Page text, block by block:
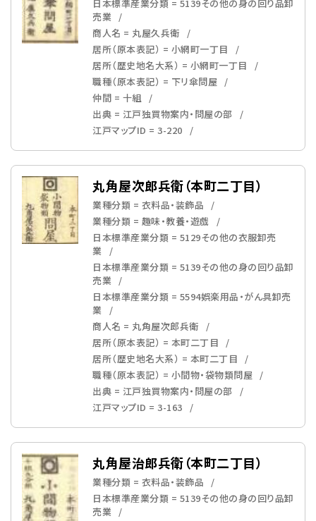
日本標準産業分類 = 5139その他の身の回り品卸
売業
商人名 = 丸屋久兵衛
居所（原本表記） = 小網町一丁目
居所（歴史地名大系） = 小網町一丁目
職種（原本表記） = 下リ傘問屋
仲間 = 十組
出典 = 江戸独買物案内・問屋の部
江戸マップID = 3-220
丸角屋次郎兵衛（本町二丁目）
業種分類 = 衣料品・装飾品
業種分類 = 趣味・教養・遊戯
日本標準産業分類 = 5129その他の衣服卸売
業
日本標準産業分類 = 5139その他の身の回り品卸
売業
日本標準産業分類 = 5594娯楽用品・がん具卸売
業
商人名 = 丸角屋次郎兵衛
居所（原本表記） = 本町二丁目
居所（歴史地名大系） = 本町二丁目
職種（原本表記） = 小間物・袋物類問屋
出典 = 江戸独買物案内・問屋の部
江戸マップID = 3-163
丸角屋治郎兵衛（本町二丁目）
業種分類 = 衣料品・装飾品
日本標準産業分類 = 5139その他の身の回り品卸
売業